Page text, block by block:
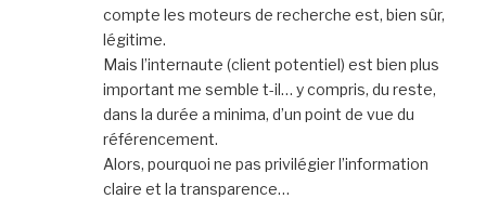
compte les moteurs de recherche est, bien sûr,
légitime.
Mais l’internaute (client potentiel) est bien plus
important me semble t-il… y compris, du reste,
dans la durée a minima, d’un point de vue du
référencement.
Alors, pourquoi ne pas privilégier l’information
claire et la transparence…